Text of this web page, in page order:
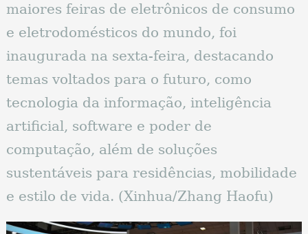
maiores feiras de eletrônicos de consumo
e eletrodomésticos do mundo, foi
inaugurada na sexta-feira, destacando
temas voltados para o futuro, como
tecnologia da informação, inteligência
artificial, software e poder de
computação, além de soluções
sustentáveis ​​para residências, mobilidade
e estilo de vida. (Xinhua/Zhang Haofu)